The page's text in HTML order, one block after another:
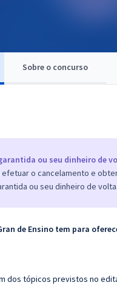
Sobre o concurso
ou seu dinheiro de
o cancelamento e
ou seu dinheiro de volta.
de Ensino tem para
dos tópicos previstos no